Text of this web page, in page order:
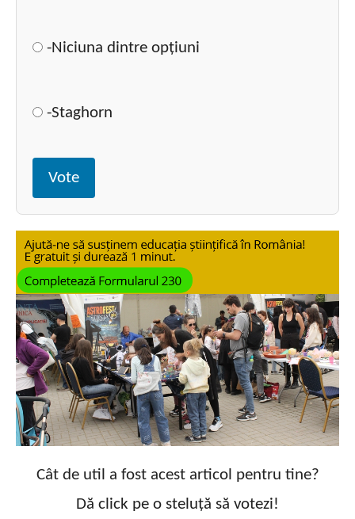
-Niciuna dintre opțiuni
-Staghorn
Vote
Cât de util a fost acest articol pentru tine?
Dă click pe o steluță să votezi!